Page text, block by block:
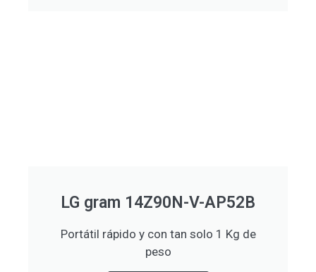
LG gram 14Z90N-V-AP52B
Portátil rápido y con tan solo 1 Kg de
peso